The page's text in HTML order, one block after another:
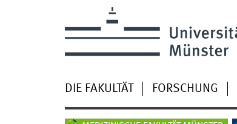
DIE FAKULTÄT FORSCHUNG